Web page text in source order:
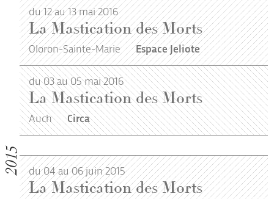
du 12 au 13 mai 2016
La Mastication des Morts
Oloron-Sainte-Marie Espace Jeliote
du 03 au 05 mai 2016
La Mastication des Morts
Auch Circa
2015 du 04 au 06 juin 2015
La Mastication des Morts